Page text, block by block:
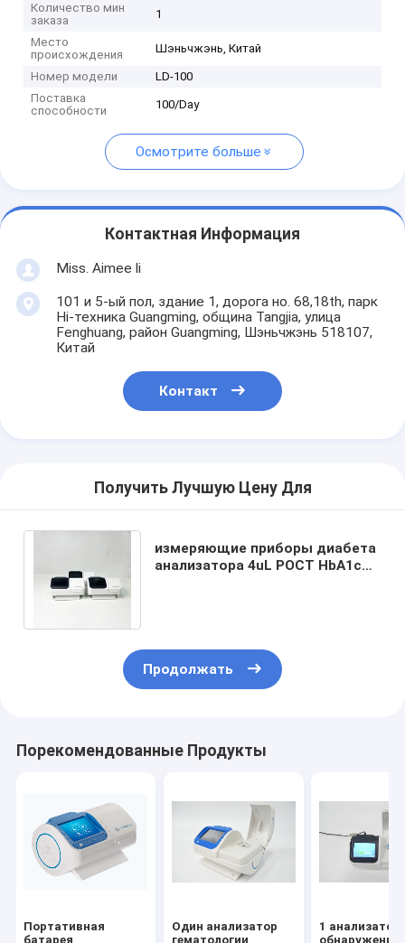
Количество мин
заказа
1
Место
происхождения
Шэньчжэнь, Китай
Номер модели
LD-100
Поставка
способности
100/Day
Осмотрите больше
Контактная Информация
Miss. Aimee li
101 и 5-ый пол, здание 1, дорога но. 68,18th, парк
Hi-техника Guangming, община Tangjia, улица
Fenghuang, район Guangming, Шэньчжэнь 518107,
Китай
Контакт
Получить Лучшую Цену Для
измеряющие приборы диабета
анализатора 4uL POCT HbA1c
Продолжать
Порекомендованные Продукты
Портативная
батарея
Один анализатор
гематологии
1 анализатор
обнаружения